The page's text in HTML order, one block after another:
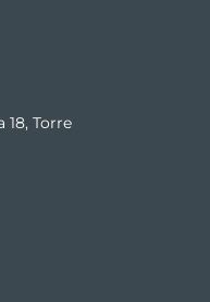
18, Torre